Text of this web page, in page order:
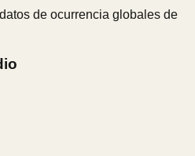
de ocurrencia globales de